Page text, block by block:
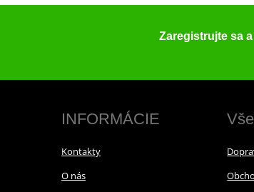
Zaregistrujte sa
INFORMÁCIE
Kontakty
O nás